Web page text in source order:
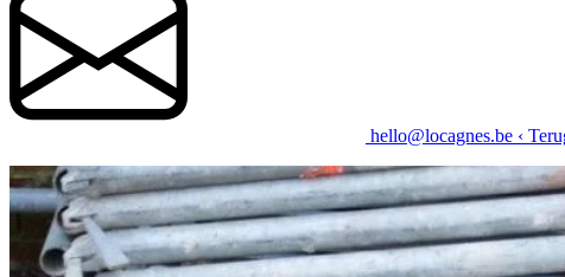
hello@locagnes.be ‹